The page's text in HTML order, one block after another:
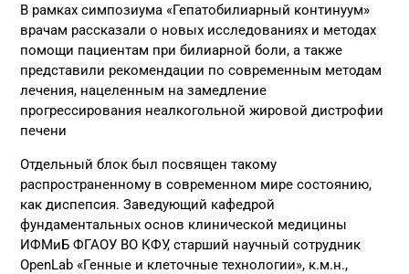
В рамках симпозиума «Гепатобилиарный континуум»
врачам рассказали о новых исследованиях и методах
помощи пациентам при билиарной боли, а также
представили рекомендации по современным методам
лечения, нацеленным на замедление
прогрессирования неалкогольной жировой дистрофии
печени
Отдельный блок был посвящен такому
распространенному в современном мире состоянию,
как диспепсия. Заведующий кафедрой
фундаментальных основ клинической медицины
ИФМиБ ФГАОУ ВО КФУ, старший научный сотрудник
OpenLab «Генные и клеточные технологии», к.м.н.,